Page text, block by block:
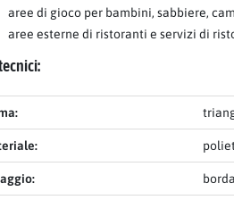
aree di gioco per bambini, sabbiere,
aree esterne di ristoranti e servizi di